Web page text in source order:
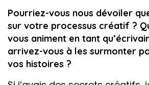
Pourriez-vous nous dévoiler
sur votre processus créatif ?
vous animent en tant
arrivez-vous à les surmonter
vos histoires ?